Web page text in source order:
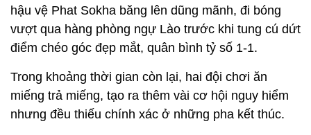
hậu vệ Phat Sokha băng lên dũng mãnh, đi bóng
vượt qua hàng phòng ngự Lào trước khi tung cú dứt
điểm chéo góc đẹp mắt, quân bình tỷ số 1-1.
Trong khoảng thời gian còn lại, hai đội chơi ăn
miếng trả miếng, tạo ra thêm vài cơ hội nguy hiểm
nhưng đều thiếu chính xác ở những pha kết thúc.